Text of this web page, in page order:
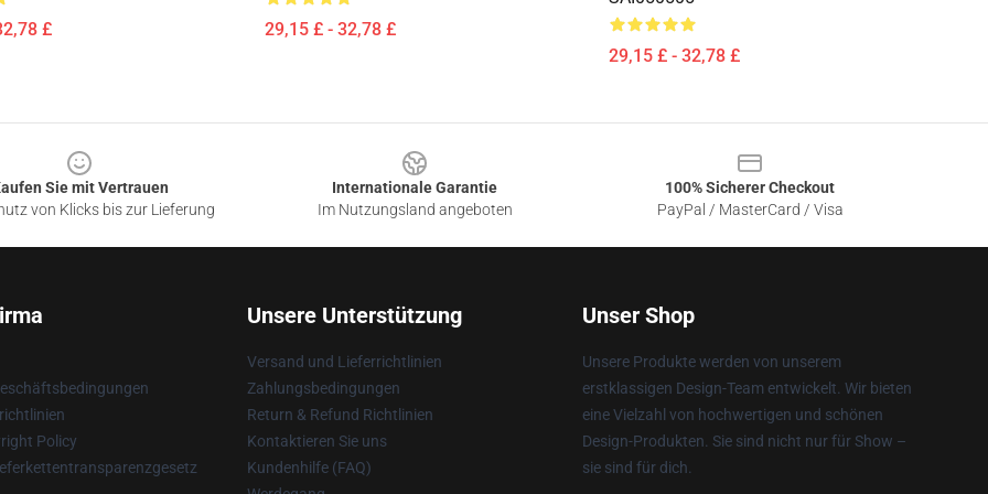
£ 29,15 £ - 32,78 £
29,15 £ - 32,78 £
Sie mit Vertrauen
von Klicks bis zur Lieferung
Internationale Garantie
Im Nutzungsland angeboten
100% Sicherer Checkout
PayPal / MasterCard / Visa
Policy
Unsere Unterstützung
Versand und Lieferrichtlinien
Zahlungsbedingungen
Return & Refund Richtlinien
Kontaktieren Sie uns
Kundenhilfe (FAQ)
Unser Shop
Unsere Produkte werden von unserem
erstklassigen Design-Team entwickelt. Wir bieten
eine Vielzahl von hochwertigen und schönen
Design-Produkten. Sie sind nicht nur für Show –
sie sind für dich.